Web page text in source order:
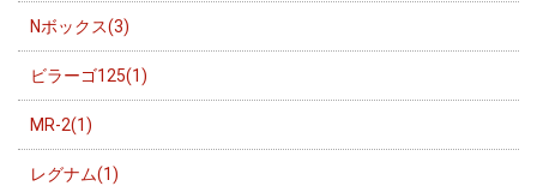
Nボックス(3)
ビラーゴ125(1)
MR-2(1)
レグナム(1)